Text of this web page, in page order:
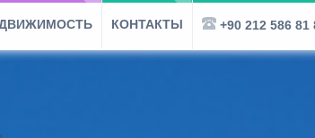
КОНТАКТЫ +90 212 586 81